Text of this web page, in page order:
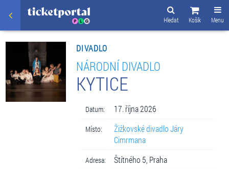
Menu
Košík
Hledat
DIVADLO
NÁRODNÍ DIVADLO
KYTICE
Datum: 17. října 2026
Místo:
Žižkovské divadlo Járy
Cimrmana
Adresa: Štítného 5, Praha